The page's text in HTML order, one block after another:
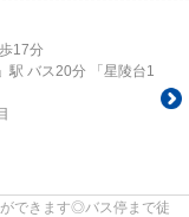
17分
」駅 バス20分 「星陵台1
できます◎バス停まで徒